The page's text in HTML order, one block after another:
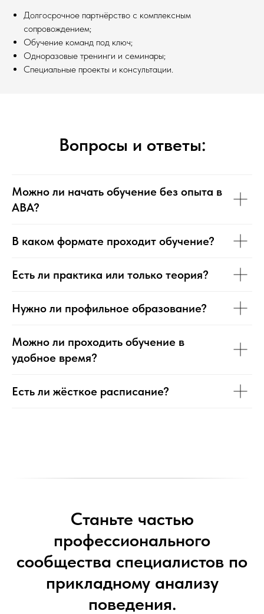
Долгосрочное партнёрство с комплексным
сопровождением;
Обучение команд под ключ;
Одноразовые тренинги и семинары;
Специальные проекты и консультации.
Вопросы и ответы:
Можно ли начать обучение без опыта в
ABA?
В каком формате проходит обучение?
Есть ли практика или только теория?
Нужно ли профильное образование?
Можно ли проходить обучение в
удобное время?
Есть ли жёсткое расписание?
Станьте частью
профессионального
сообщества специалистов по
прикладному анализу
поведения.